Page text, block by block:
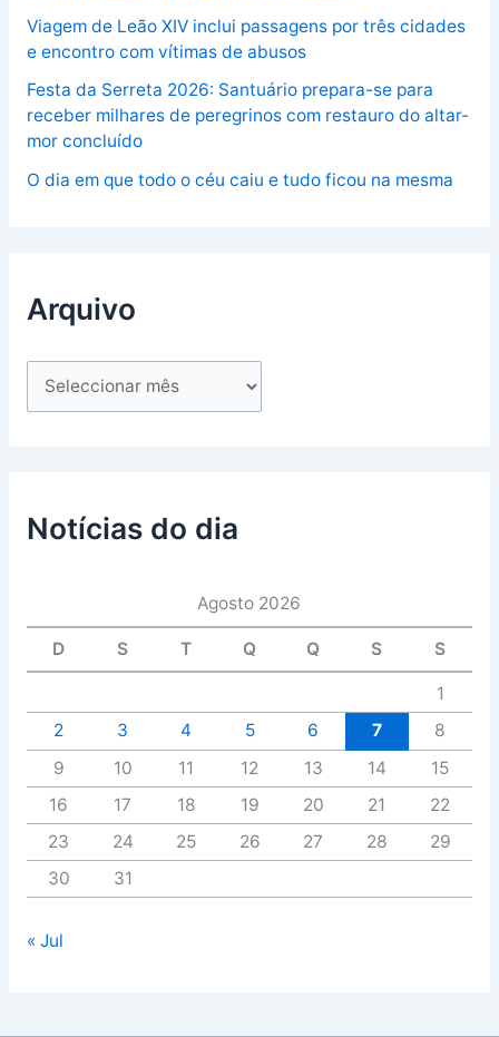
Viagem de Leão XIV inclui passagens por três cidades
e encontro com vítimas de abusos
Festa da Serreta 2026: Santuário prepara-se para
receber milhares de peregrinos com restauro do altar-
mor concluído
O dia em que todo o céu caiu e tudo ficou na mesma
Arquivo
Notícias do dia
Agosto 2026
D S T Q Q S S
1
2
3 4 5 6 7
8
9
10 11 12 13 14
15
16
17 18 19 20 21
22
23
24 25 26 27 28
29
30
31
« Jul